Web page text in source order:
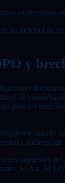
excepciones
su facultad de
y
de
para los
cuando
suele
tres supuestos
El Art. 34